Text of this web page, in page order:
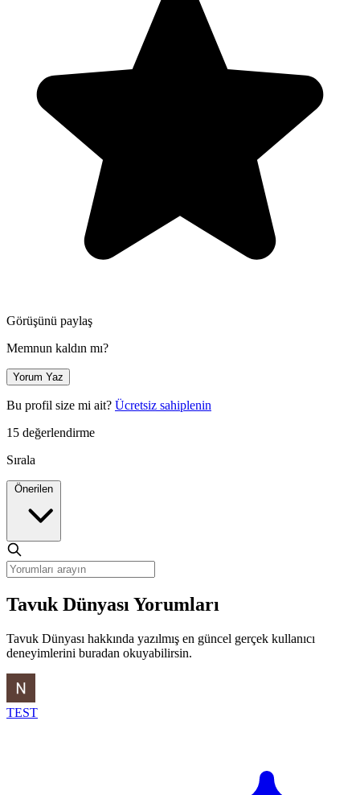
Görüşünü paylaş
Memnun kaldın mı?
Yorum Yaz
Bu profil size mi ait? Ücretsiz sahiplenin
15 değerlendirme
Sırala
Tavuk Dünyası Yorumları
Tavuk Dünyası hakkında yazılmış en güncel gerçek kullanıcı
deneyimlerini buradan okuyabilirsin.
TEST